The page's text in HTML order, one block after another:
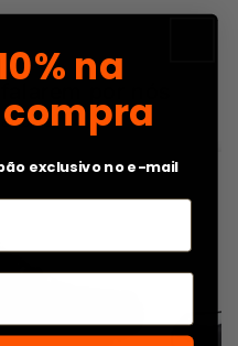
por nós
na
exclusivo no e-mail